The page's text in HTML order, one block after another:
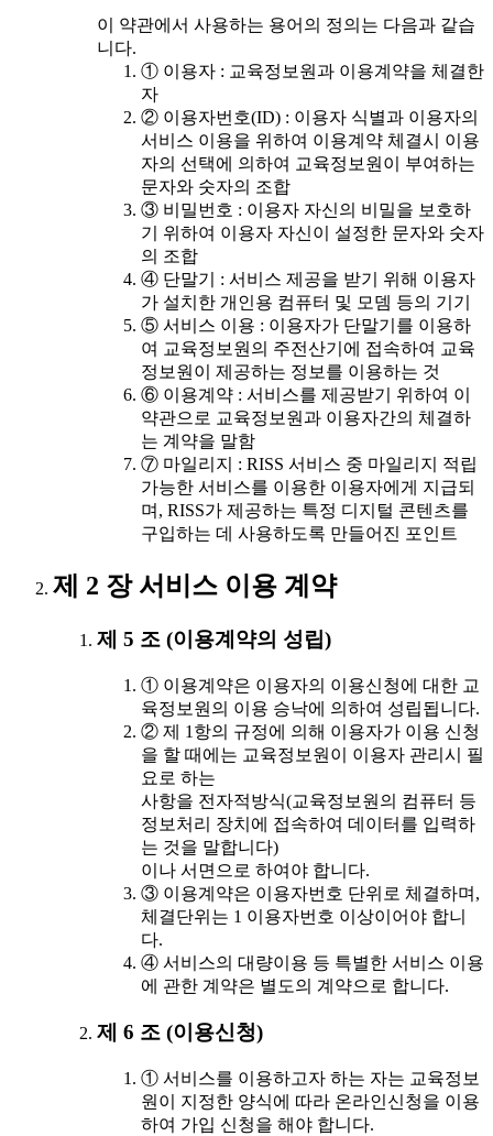
이 약관에서 사용하는 용어의 정의는 다음과 같습
니다.
① 이용자 : 교육정보원과 이용계약을 체결한
자
② 이용자번호(ID) : 이용자 식별과 이용자의
서비스 이용을 위하여 이용계약 체결시 이용
자의 선택에 의하여 교육정보원이 부여하는
문자와 숫자의 조합
③ 비밀번호 : 이용자 자신의 비밀을 보호하
기 위하여 이용자 자신이 설정한 문자와 숫자
의 조합
④ 단말기 : 서비스 제공을 받기 위해 이용자
가 설치한 개인용 컴퓨터 및 모뎀 등의 기기
⑤ 서비스 이용 : 이용자가 단말기를 이용하
여 교육정보원의 주전산기에 접속하여 교육
정보원이 제공하는 정보를 이용하는 것
⑥ 이용계약 : 서비스를 제공받기 위하여 이
약관으로 교육정보원과 이용자간의 체결하
는 계약을 말함
⑦ 마일리지 : RISS 서비스 중 마일리지 적립
가능한 서비스를 이용한 이용자에게 지급되
며, RISS가 제공하는 특정 디지털 콘텐츠를
구입하는 데 사용하도록 만들어진 포인트
제 2 장 서비스 이용 계약
제 5 조 (이용계약의 성립)
① 이용계약은 이용자의 이용신청에 대한 교
육정보원의 이용 승낙에 의하여 성립됩니다.
② 제 1항의 규정에 의해 이용자가 이용 신청
을 할 때에는 교육정보원이 이용자 관리시 필
요로 하는
사항을 전자적방식(교육정보원의 컴퓨터 등
정보처리 장치에 접속하여 데이터를 입력하
는 것을 말합니다)
이나 서면으로 하여야 합니다.
③ 이용계약은 이용자번호 단위로 체결하며,
체결단위는 1 이용자번호 이상이어야 합니
다.
④ 서비스의 대량이용 등 특별한 서비스 이용
에 관한 계약은 별도의 계약으로 합니다.
제 6 조 (이용신청)
① 서비스를 이용하고자 하는 자는 교육정보
원이 지정한 양식에 따라 온라인신청을 이용
하여 가입 신청을 해야 합니다.